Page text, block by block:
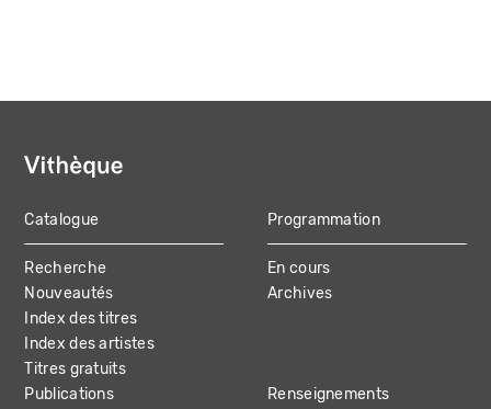
MAIN
NAVIGATION
Catalogue
Recherche
Nouveautés
Index des titres
Index des artistes
Titres gratuits
Programmation
En cours
Archives
Publications Renseignements